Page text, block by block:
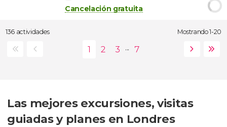
Cancelación gratuita
136 actividades Mostrando 1-20
...
Las mejores excursiones, visitas
guiadas y planes en Londres